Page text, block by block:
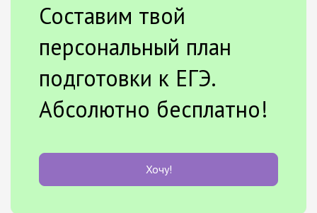
Составим твой
персональный план
подготовки к ЕГЭ.
Абсолютно бесплатно!
Хочу!